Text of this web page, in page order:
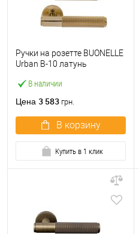
В наличии
Ручки на розетте BUONELLE
Urban B-10 латунь
матовая
Цена 3 583 грн.
В корзину
Купить в 1 клик